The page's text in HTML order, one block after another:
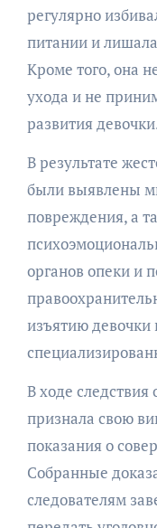
регулярно
питании и
Кроме того, она
ухода и не
развития
В результате
были выявлены
повреждения, а
органов опеки и
изъятию девочки
В ходе
признала свою
показания о
Собранные
следователям